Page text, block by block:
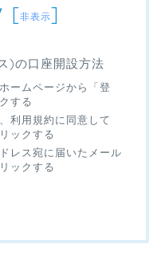
[非表示]
)の口座開設方法
ームページから「登
する
利用規約に同意して
ックする
レス宛に届いたメール
ックする